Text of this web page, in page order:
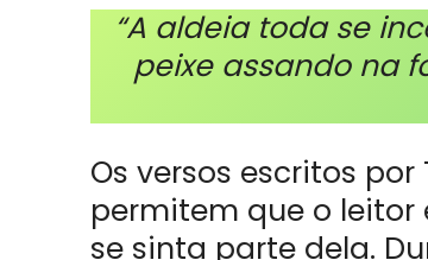
“A aldeia toda se
peixe assando na
Os versos escritos
permitem que o
se sinta parte dela.